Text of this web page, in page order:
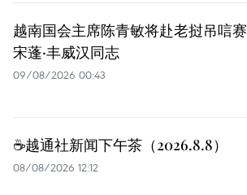
越南国会主席陈青敏将赴老挝吊唁赛
宋蓬·丰威汉同志
09/08/2026 00:43
☕️越通社新闻下午茶（2026.8.8）
08/08/2026 12:12